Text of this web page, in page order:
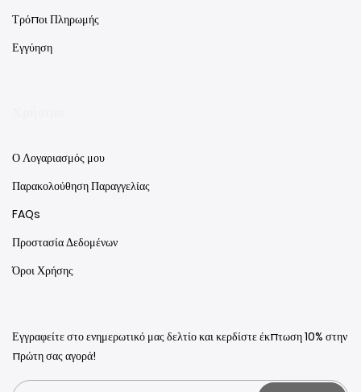
Τρόποι Πληρωμής
Εγγύηση
Ο Λογαριασμός μου
Παρακολούθηση Παραγγελίας
FAQs
Προστασία Δεδομένων
Όροι Χρήσης
Εγγραφείτε στο ενημερωτικό μας δελτίο και κερδίστε έκπτωση 10% στην
πρώτη σας αγορά!